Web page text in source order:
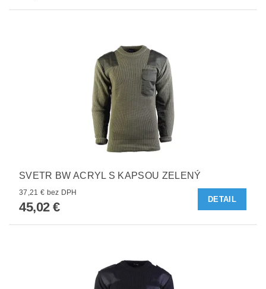
SVETR BW ACRYL S KAPSOU ZELENÝ
37,21 € bez DPH
45,02 €
DETAIL